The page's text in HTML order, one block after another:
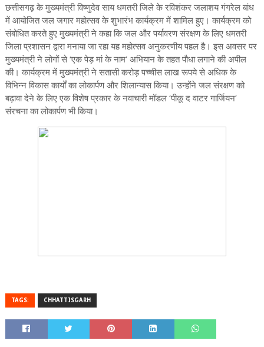
छत्तीसगढ़ के मुख्यमंत्री विष्णुदेव साय धमतरी जिले के रविशंकर जलाशय गंगरेल बांध
में आयोजित जल जगार महोत्सव के शुभारंभ कार्यक्रम में शामिल हुए। कार्यक्रम को
संबोधित करते हुए मुख्यमंत्री ने कहा कि जल और पर्यावरण संरक्षण के लिए धमतरी
जिला प्रशासन द्वारा मनाया जा रहा यह महोत्सव अनुकरणीय पहल है। इस अवसर पर
मुख्यमंत्री ने लोगों से ‘एक पेड़ मां के नाम’ अभियान के तहत पौधा लगाने की अपील
की। कार्यक्रम में मुख्यमंत्री ने सतासी करोड़ पच्चीस लाख रूपये से अधिक के
विभिन्न विकास कार्यों का लोकार्पण और शिलान्यास किया। उन्होंने जल संरक्षण को
बढ़ावा देने के लिए एक विशेष प्रकार के नवाचारी मॉडल ‘पीकू द वाटर गार्जियन’
संरचना का लोकार्पण भी किया।
TAGS: CHHATTISGARH